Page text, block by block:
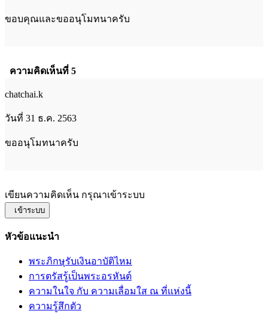
ขอบคุณและขออนุโมทนาครับ
ความคิดเห็นที่ 5
chatchai.k
วันที่ 31 ธ.ค. 2563
ขออนุโมทนาครับ
เขียนความคิดเห็น กรุณาเข้าระบบ
เข้าระบบ
หัวข้อแนะนำ
พระภิกษุรับเงินอาบัติไหม
การตรัสรู้เป็นพระอรหันต์
ความในใจ กับ ความเลื่อมใส ณ ที่แห่งนี้
ความรู้สึกตัว